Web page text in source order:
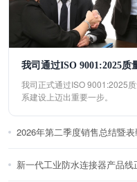
我司通过ISO 9001:2025质
我司正式通过ISO 9001:2025
系建设上迈出重要一步。
2026年第二季度销售总结暨
新一代工业防水连接器产品线